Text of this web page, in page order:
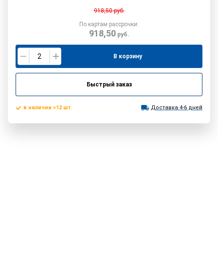
918,50руб.
По картам рассрочки:
918,50руб.
В корзину
Быстрый заказ
в наличии >12 шт. Доставка 4-6 дней